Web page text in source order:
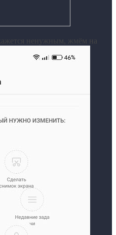
ненужным, жмём на